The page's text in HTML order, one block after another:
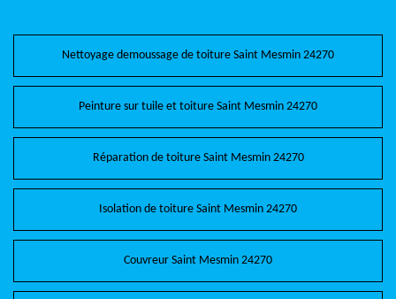
Nettoyage demoussage de toiture Saint Mesmin 24270
Peinture sur tuile et toiture Saint Mesmin 24270
Réparation de toiture Saint Mesmin 24270
Isolation de toiture Saint Mesmin 24270
Couvreur Saint Mesmin 24270